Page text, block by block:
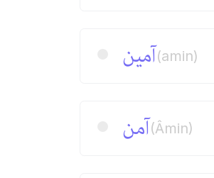
آمین(amin)
آمن(Âmin)